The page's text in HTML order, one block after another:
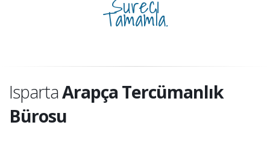
Tamamla.
IspartaArapça Tercümanlık
Bürosu